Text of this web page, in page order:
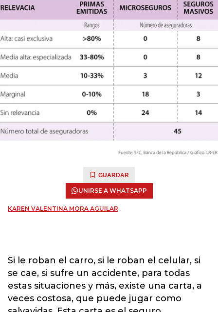
GUARDAR
UNIRSE A WHATSAPP
KAREN VALENTINA MORA AGUILAR
Si le roban el carro, si le roban el celular, si
se cae, si sufre un accidente, para todas
estas situaciones y más, existe una carta, a
veces costosa, que puede jugar como